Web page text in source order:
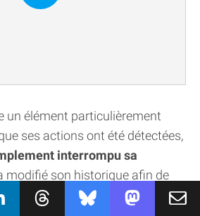
un élément particulièrement
ses actions ont été détectées,
interrompu sa
modifié son historique afin de
éléments compromettants